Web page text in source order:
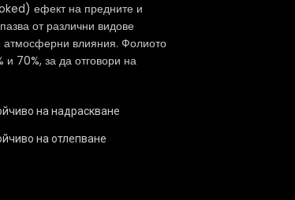
ефект на предните и
от различни видове
атмосферни влияния. Фолиото
и 70%, за да отговори на
на надраскване
на отлепване